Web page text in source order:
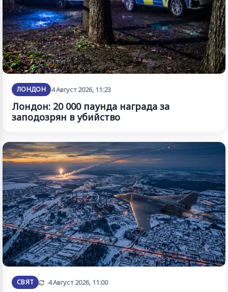
ЛОНДОН 4 Август 2026, 11:23
Лондон: 20 000 паунда награда за
заподозрян в убийство
СВЯТ Обновена
4 Август 2026, 11:00